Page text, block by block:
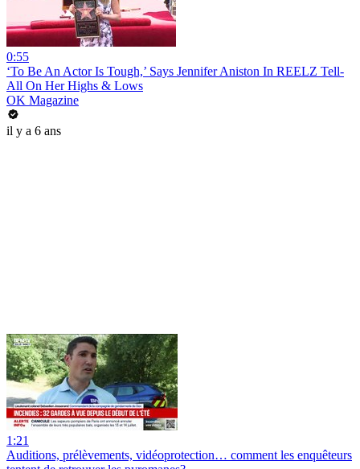
0:55
‘To Be An Actor Is Tough,’ Says Jennifer Aniston In REELZ Tell-
All On Her Highs & Lows
OK Magazine
il y a 6 ans
1:21
Auditions, prélèvements, vidéoprotection… comment les enquêteurs